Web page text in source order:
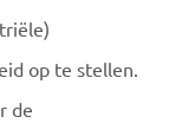
op te stellen.
de